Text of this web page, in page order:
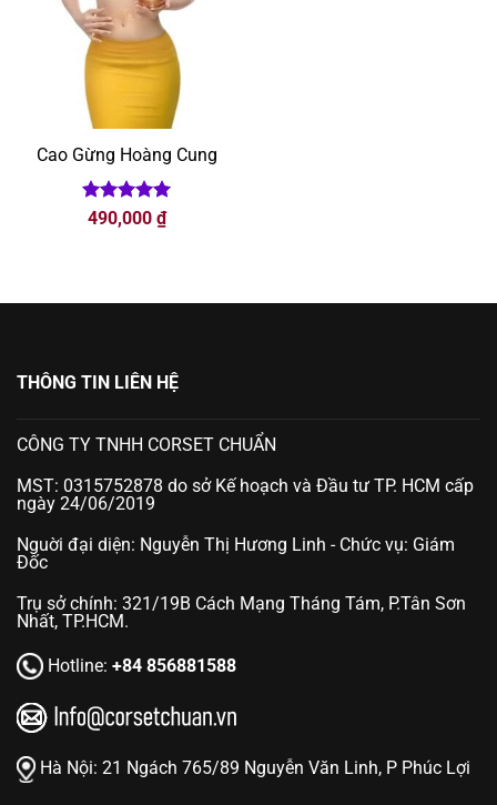
Cao Gừng Hoàng Cung
Được xếp
hạng
490,000 ₫
THÔNG TIN LIÊN HỆ
CÔNG TY TNHH CORSET CHUẨN
MST: 0315752878 do sở Kế hoạch và Đầu tư TP. HCM cấp
ngày 24/06/2019
Nguời đại diện: Nguyễn Thị Hương Linh - Chức vụ: Giám
Đốc
Trụ sở chính: 321/19B Cách Mạng Tháng Tám, P.Tân Sơn
Nhất, TP.HCM.
Hotline: +84 856881588
Hà Nội: 21 Ngách 765/89 Nguyễn Văn Linh, P Phúc Lợi